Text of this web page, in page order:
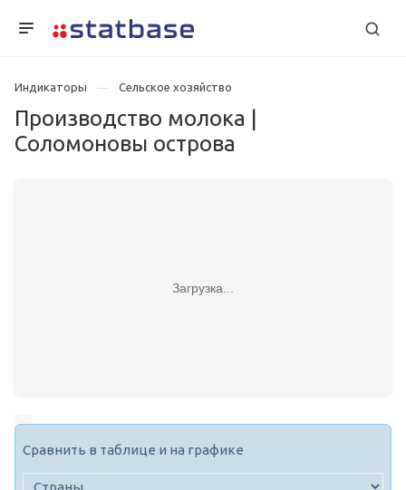
Индикаторы Сельское хозяйство
Производство молока |
Соломоновы острова
Загрузка...
Сравнить в таблице и на графике